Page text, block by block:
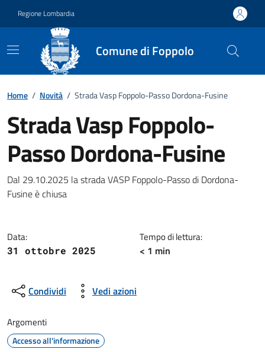
Regione Lombardia
Comune di Foppolo
Home / Novità / Strada Vasp Foppolo-Passo Dordona-Fusine
Strada Vasp Foppolo-
Passo Dordona-Fusine
Dettagli della notizia
Dal 29.10.2025 la strada VASP Foppolo-Passo di Dordona-
Fusine è chiusa
Data:
31 ottobre 2025
Tempo di lettura:
< 1 min
Condividi Vedi azioni
Argomenti
Accesso all'informazione